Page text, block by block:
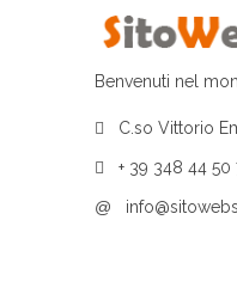
Benvenuti nel
C.so Vittorio
+ 39 348 44 50
@